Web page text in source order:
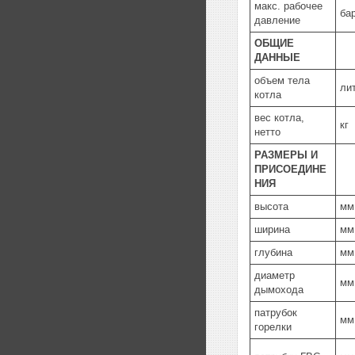
макс. рабочее
давление
ОБЩИЕ
ДАННЫЕ
объем тела
котла
вес котла,
нетто
кг
РАЗМЕРЫ И
ПРИСОЕДИНЕ
НИЯ
высота
мм
ширина
мм
глубина
мм
диаметр
дымохода
мм
патрубок
горелки
мм